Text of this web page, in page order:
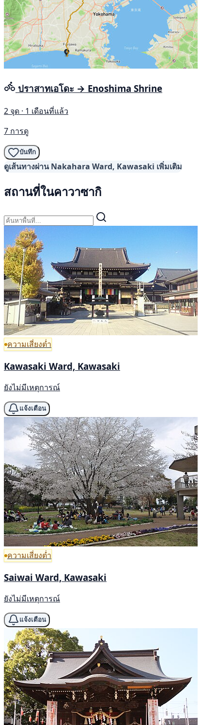
ปราสาทเอโดะ → Enoshima Shrine
2 จุด · 1 เดือนที่แล้ว
7 การดู
บันทึก
ดูเส้นทางผ่าน Nakahara Ward, Kawasaki เพิ่มเติม
สถานที่ในคาวาซากิ
ความเสี่ยงต่ำ
Kawasaki Ward, Kawasaki
ยังไม่มีเหตุการณ์
แจ้งเตือน
ความเสี่ยงต่ำ
Saiwai Ward, Kawasaki
ยังไม่มีเหตุการณ์
แจ้งเตือน